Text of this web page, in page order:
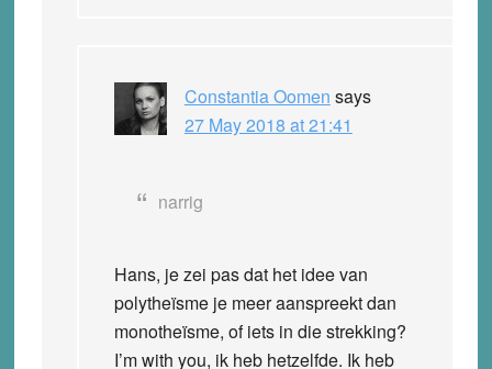
Constantia Oomen says
27 May 2018 at 21:41
narrig
Hans, je zei pas dat het idee van
polytheïsme je meer aanspreekt dan
monotheïsme, of iets in die strekking?
I’m with you, ik heb hetzelfde. Ik heb